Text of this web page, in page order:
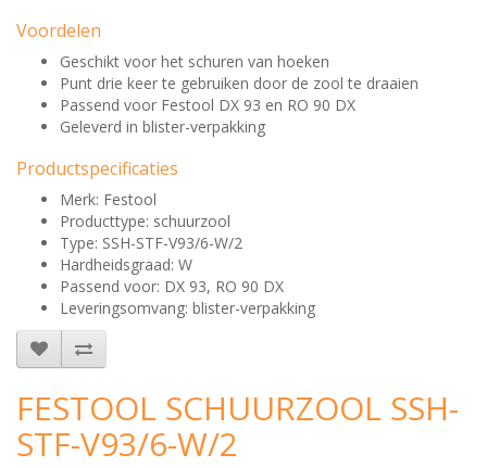
Voordelen
Geschikt voor het schuren van hoeken
Punt drie keer te gebruiken door de zool te draaien
Passend voor Festool DX 93 en RO 90 DX
Geleverd in blister-verpakking
Productspecificaties
Merk: Festool
Producttype: schuurzool
Type: SSH-STF-V93/6-W/2
Hardheidsgraad: W
Passend voor: DX 93, RO 90 DX
Leveringsomvang: blister-verpakking
FESTOOL SCHUURZOOL SSH-
STF-V93/6-W/2